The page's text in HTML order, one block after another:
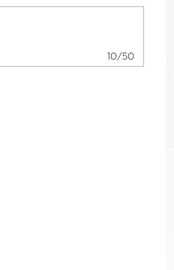
10/50